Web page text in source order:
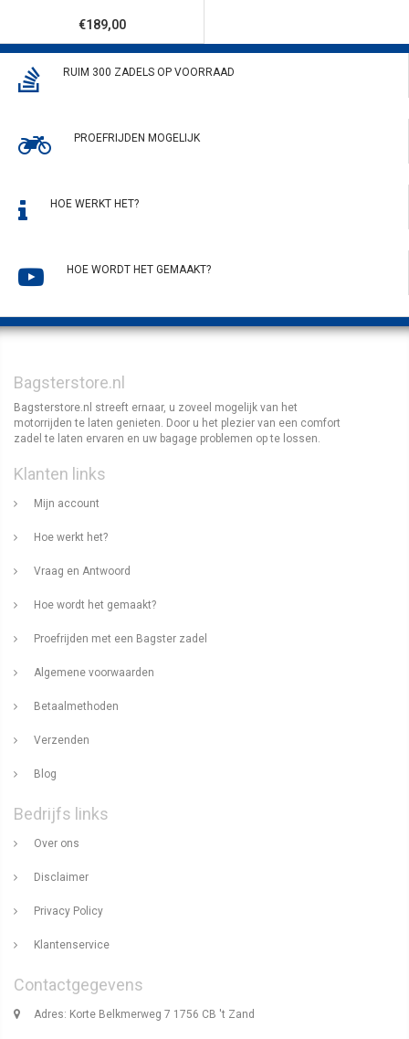
€189,00
RUIM 300 ZADELS OP VOORRAAD
PROEFRIJDEN MOGELIJK
HOE WERKT HET?
HOE WORDT HET GEMAAKT?
Bagsterstore.nl
Bagsterstore.nl streeft ernaar, u zoveel mogelijk van het
motorrijden te laten genieten. Door u het plezier van een comfort
zadel te laten ervaren en uw bagage problemen op te lossen.
Klanten links
Mijn account
Hoe werkt het?
Vraag en Antwoord
Hoe wordt het gemaakt?
Proefrijden met een Bagster zadel
Algemene voorwaarden
Betaalmethoden
Verzenden
Blog
Bedrijfs links
Over ons
Disclaimer
Privacy Policy
Klantenservice
Contactgegevens
Adres: Korte Belkmerweg 7 1756 CB 't Zand